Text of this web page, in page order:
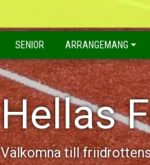
SENIOR ARRANGEMANG
Hellas
Välkomna till